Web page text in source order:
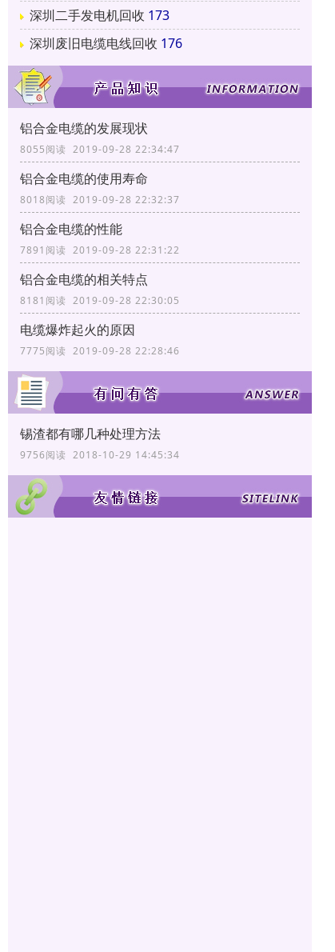
深圳二手发电机回收 173
深圳废旧电缆电线回收 176
铝合金电缆的发展现状
8055阅读 2019-09-28 22:34:47
铝合金电缆的使用寿命
8018阅读 2019-09-28 22:32:37
铝合金电缆的性能
7891阅读 2019-09-28 22:31:22
铝合金电缆的相关特点
8181阅读 2019-09-28 22:30:05
电缆爆炸起火的原因
7775阅读 2019-09-28 22:28:46
锡渣都有哪几种处理方法
9756阅读 2018-10-29 14:45:34